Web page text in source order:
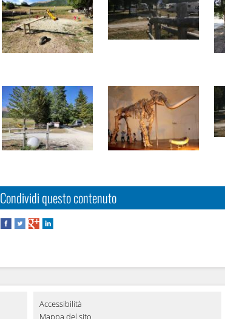
Condividi questo contenuto
Accessibilità
Mappa del sito